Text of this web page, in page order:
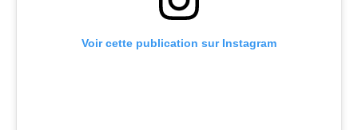
Voir cette publication sur Instagram